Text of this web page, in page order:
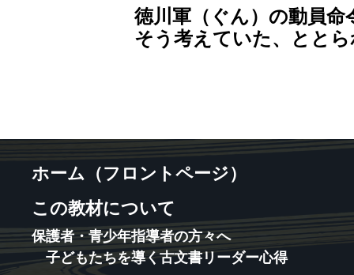
徳川軍（ぐん）の動員
そう考えていた、とと
ホーム（フロントページ）
この教材について
保護者・青少年指導者の方々へ
子どもたちを導く古文書リーダー心得